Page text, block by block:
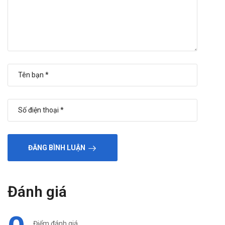
tháng.
Nếu xảy ra hạ huyết áp triệu chứng hoặc rối loạn chức
năng thận cần xem xét giảm liều.
Có thể dùng thuốc này khi trước đó sử dụng các thuốc
trị nhồi máu cơ tim khác. Không dùng đồng thời
valsartan cùng thuốc ức chế men chuyển angiotensin
Mức độ nhồi máu cơ tim phải đánh giả cùng chức năng
thận.
Người lớn tuổi: Giữ nguyên liều
Chống chỉ định ở bệnh nhân suy gan nặng, bệnh xơ gan
mật và ứ mật.
ĐĂNG BÌNH LUẬN
Đánh giá
Điểm đánh giá